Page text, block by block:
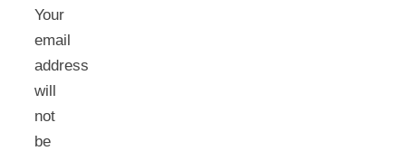
Your
email
address
will
not
be